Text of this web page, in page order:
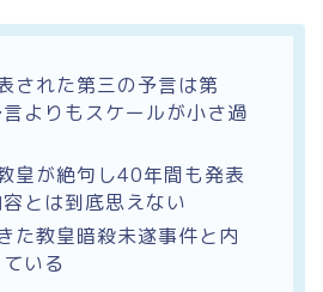
された第三の予言は第
よりもスケールが小さ過
皇が絶句し40年間も発表
とは到底思えない
た教皇暗殺未遂事件と内
いる